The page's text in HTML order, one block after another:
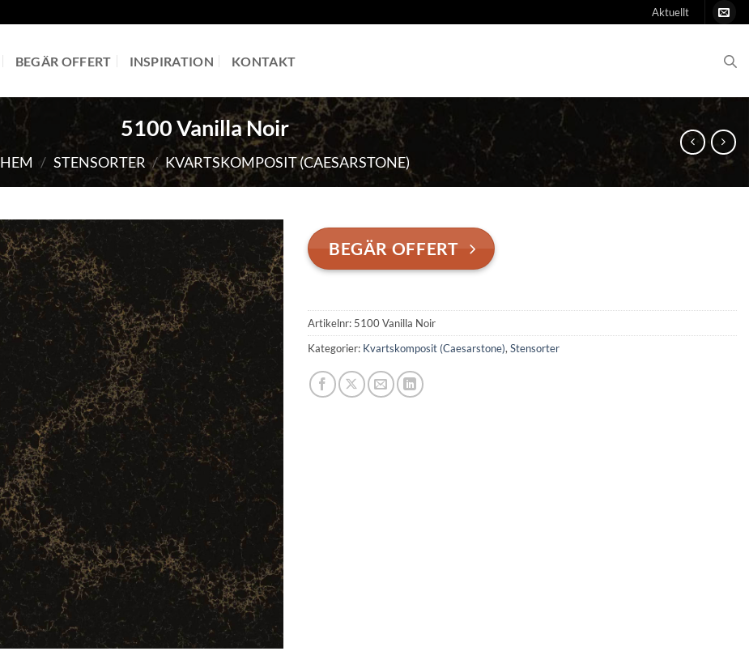
Aktuellt
BEGÄR OFFERT INSPIRATION KONTAKT
5100 Vanilla Noir
HEM / STENSORTER / KVARTSKOMPOSIT (CAESARSTONE)
BEGÄR OFFERT
Artikelnr: 5100 Vanilla Noir
Kategorier: Kvartskomposit (Caesarstone),Stensorter